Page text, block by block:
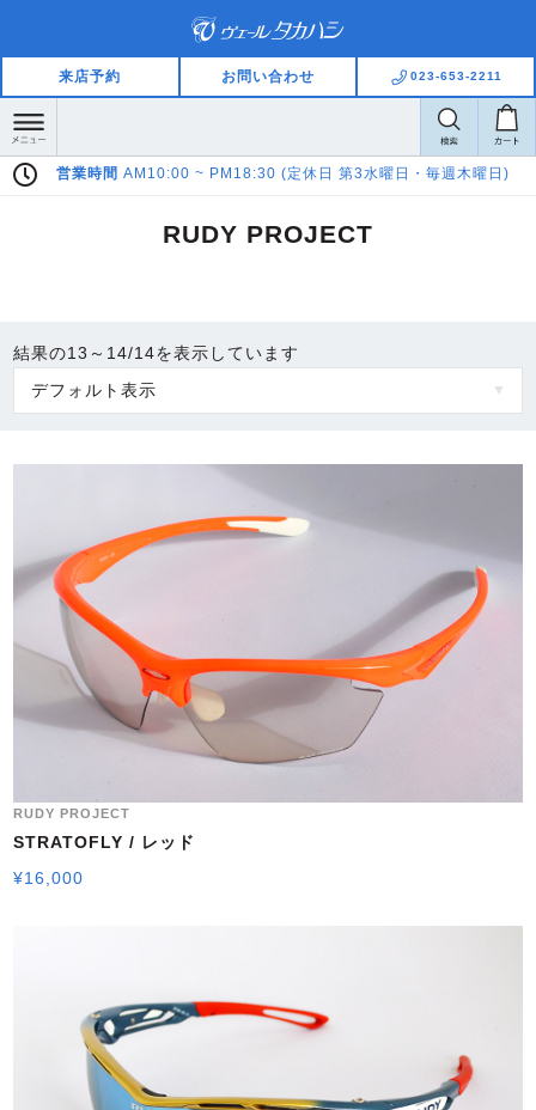
来店予約 お問い合わせ 023-653-2211
営業時間AM10:00 ~ PM18:30 (定休日 第3水曜日・毎週木曜日)
RUDY PROJECT
結果の13～14/14を表示しています
RUDY PROJECT
STRATOFLY / レッド
¥16,000